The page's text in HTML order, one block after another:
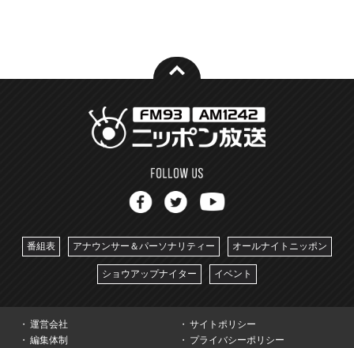
番組表 アナウンサー＆パーソナリティー オールナイトニッポン
ショウアップナイター イベント
運営会社
サイトポリシー
編集体制
プライバシーポリシー